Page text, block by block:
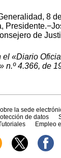
8
de
el «Diario
n.º 4.366, de
la sede
de datos
Empleo